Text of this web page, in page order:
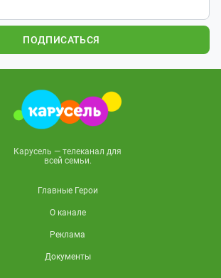
ПОДПИСАТЬСЯ
Карусель — телеканал для
всей семьи.
Главные Герои
О канале
Реклама
Документы